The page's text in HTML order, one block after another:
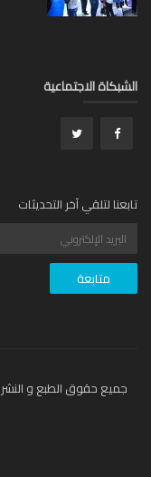
الاجتماعية
لتلقي آخر التحديثات